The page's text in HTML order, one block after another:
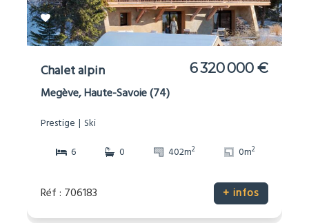
Chalet alpin 6 320 000 €
Megève, Haute-Savoie (74)
Prestige
Ski
6
0 402m2 0m2
Réf : 706183 + infos